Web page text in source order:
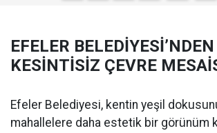
EFELER BELEDİYESİ’NDEN
KESİNTİSİZ ÇEVRE
Efeler Belediyesi, kentin yeşil
mahallelere daha estetik bir görünüm